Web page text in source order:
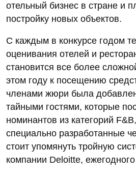
отельный бизнес в стране и
постройку новых объектов.
С каждым в конкурсе годом
оценивания отелей и
становится все более
этом году к посещению
членами жюри была
тайными гостями, которые
номинантов из категорий
специально разработанные
стоит упомянуть тройную
компании Deloitte,